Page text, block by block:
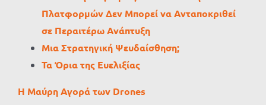
Πλατφορμών Δεν Μπορεί να Ανταποκριθεί
σε Περαιτέρω Ανάπτυξη
Μια Στρατηγική Ψευδαίσθηση;
Τα Όρια της Ευελιξίας
Η ΜαύρηΑγοράτων Drones